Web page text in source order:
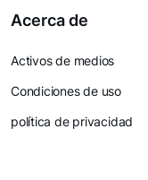
Acerca de
Activos de medios
Condiciones de uso
política de privacidad